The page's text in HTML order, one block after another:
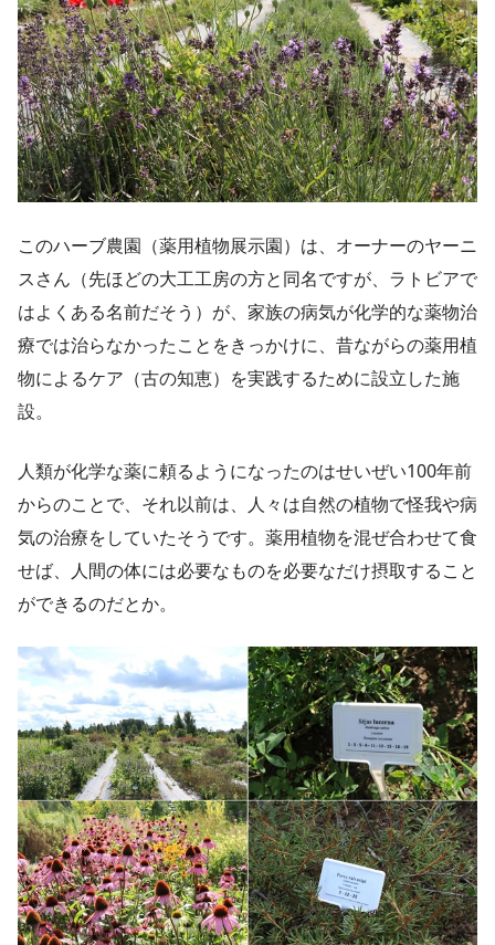
このハーブ農園（薬用植物展示園）は、オーナーのヤーニ
スさん（先ほどの大工工房の方と同名ですが、ラトビアで
はよくある名前だそう）が、家族の病気が化学的な薬物治
療では治らなかったことをきっかけに、昔ながらの薬用植
物によるケア（古の知恵）を実践するために設立した施
設。
人類が化学な薬に頼るようになったのはせいぜい100年前
からのことで、それ以前は、人々は自然の植物で怪我や病
気の治療をしていたそうです。薬用植物を混ぜ合わせて食
せば、人間の体には必要なものを必要なだけ摂取すること
ができるのだとか。